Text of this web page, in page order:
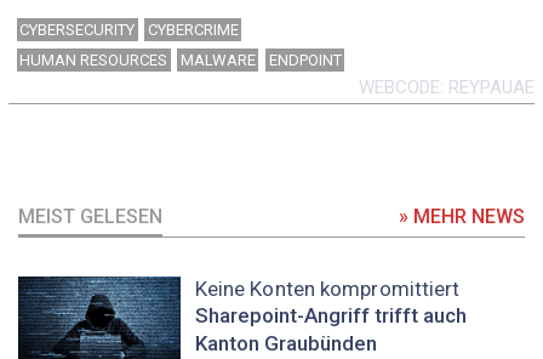
CYBERSECURITY
CYBERCRIME
HUMAN RESOURCES
MALWARE ENDPOINT
WEBCODE REYPAUAE
MEIST GELESEN » MEHR NEWS
Keine Konten kompromittiert
Sharepoint-Angriff trifft auch
Kanton Graubünden